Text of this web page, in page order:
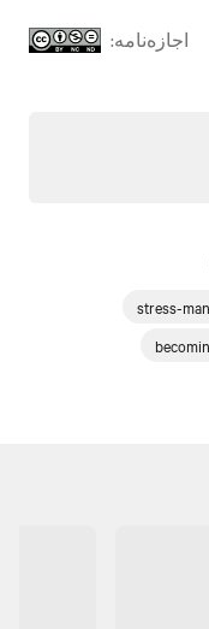
اجازه‌نامه: